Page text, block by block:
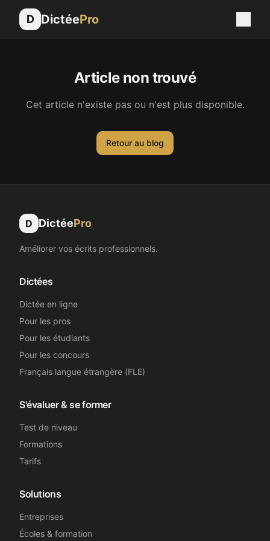
D DictéePro
Article non trouvé
Cet article n'existe pas ou n'est plus disponible.
Retour au blog
D DictéePro
Améliorer vos écrits professionnels.
Dictées
Dictée en ligne
Pour les pros
Pour les étudiants
Pour les concours
Français langue étrangère (FLE)
S'évaluer & se former
Test de niveau
Formations
Tarifs
Solutions
Entreprises
Écoles & formation